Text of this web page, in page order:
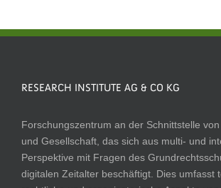
RESEARCH INSTITUTE AG & CO KG
Forschungszentrum an der Schnittstelle
und Gesellschaft, das sich aus multi- und
Perspektive mit Fragen des
digitalen Zeitalter beschäftigt. Dies umfasst